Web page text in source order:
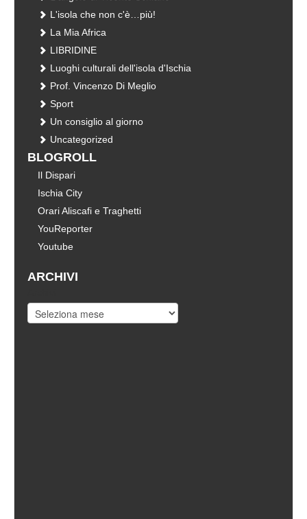
L'isola che non c'è…più!
La Mia Africa
LIBRIDINE
Luoghi culturali dell'isola d'Ischia
Prof. Vincenzo Di Meglio
Sport
Un consiglio al giorno
Uncategorized
BLOGROLL
Il Dispari
Ischia City
Orari Aliscafi e Traghetti
YouReporter
Youtube
ARCHIVI